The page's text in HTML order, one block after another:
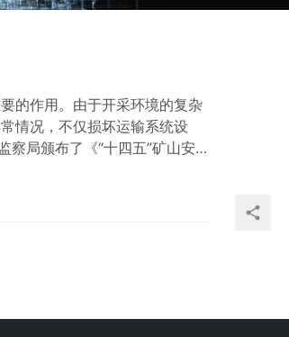
的作用。由于开采环境的复杂
情况，不仅损坏运输系统设
局颁布了《“十四五”矿山安全
智慧矿山” 重要的建设内容。